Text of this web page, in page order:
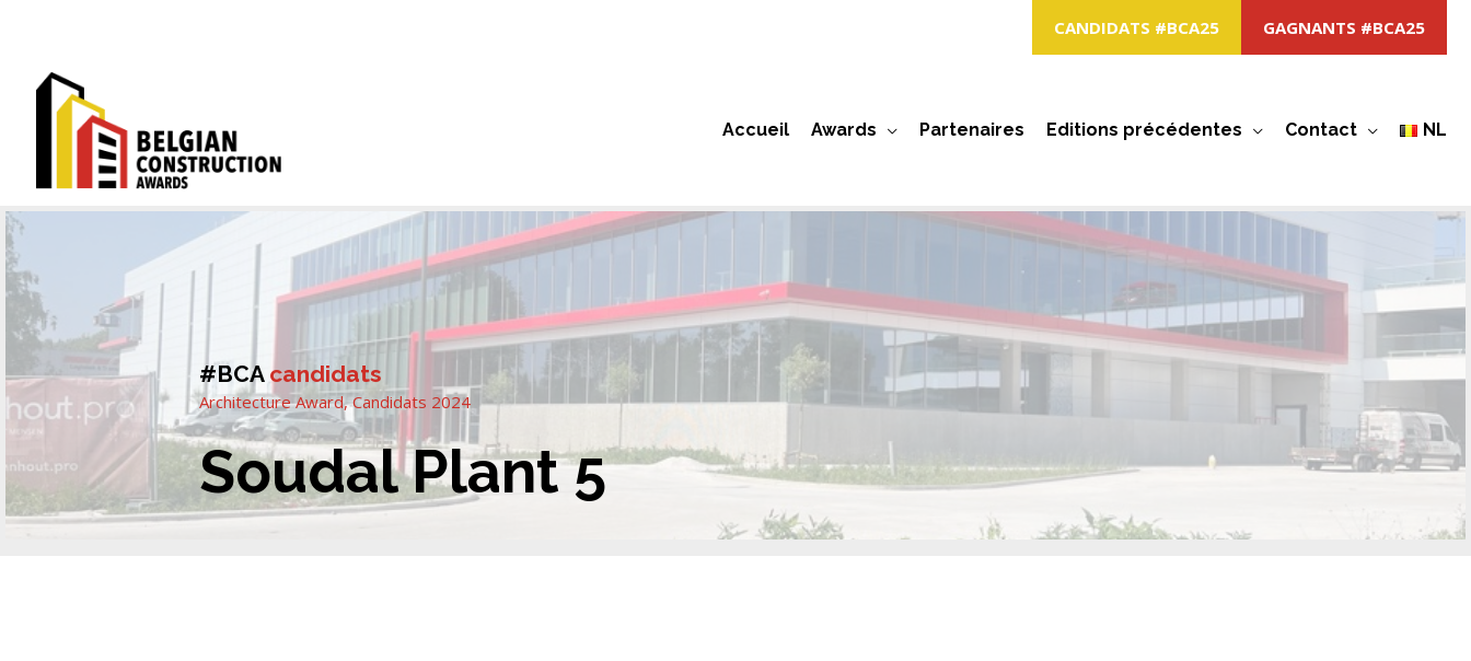
CANDIDATS #BCA25 GAGNANTS #BCA25
Accueil Awards Partenaires Editions précédentes Contact NL
#BCA candidats
Architecture Award,Candidats 2024
Soudal Plant 5